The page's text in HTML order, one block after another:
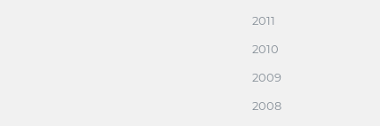
2011
2010
2009
2008